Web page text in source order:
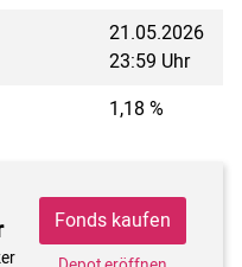
21.05.2026
23:59 Uhr
1,18 %
Fonds kaufen